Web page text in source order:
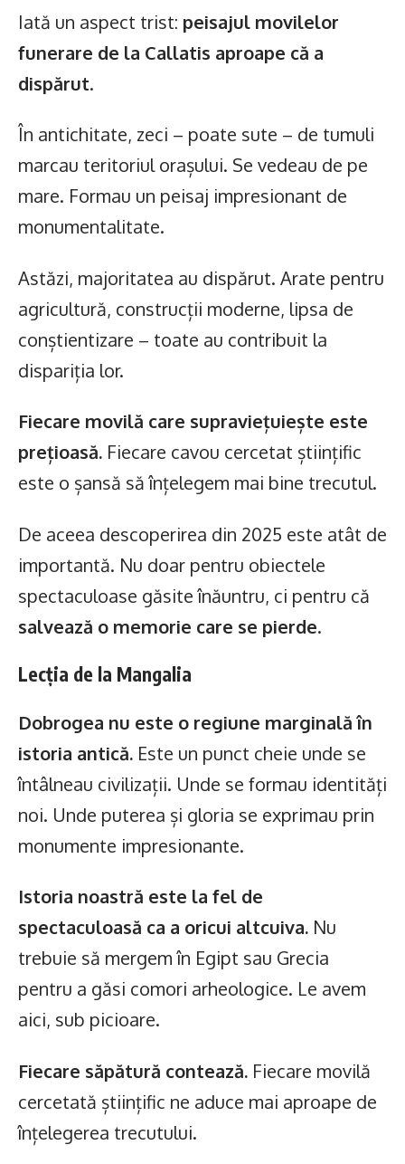
Iată un aspect trist: peisajul movilelor
funerare de la Callatis aproape că a
dispărut.
În antichitate, zeci – poate sute – de tumuli
marcau teritoriul orașului. Se vedeau de pe
mare. Formau un peisaj impresionant de
monumentalitate.
Astăzi, majoritatea au dispărut. Arate pentru
agricultură, construcții moderne, lipsa de
conștientizare – toate au contribuit la
dispariția lor.
Fiecare movilă care supraviețuiește este
prețioasă. Fiecare cavou cercetat științific
este o șansă să înțelegem mai bine trecutul.
De aceea descoperirea din 2025 este atât de
importantă. Nu doar pentru obiectele
spectaculoase găsite înăuntru, ci pentru că
salvează o memorie care se pierde.
Lecția de la Mangalia
Dobrogea nu este o regiune marginală în
istoria antică. Este un punct cheie unde se
întâlneau civilizații. Unde se formau identități
noi. Unde puterea și gloria se exprimau prin
monumente impresionante.
Istoria noastră este la fel de
spectaculoasă ca a oricui altcuiva. Nu
trebuie să mergem în Egipt sau Grecia
pentru a găsi comori arheologice. Le avem
aici, sub picioare.
Fiecare săpătură contează. Fiecare movilă
cercetată științific ne aduce mai aproape de
înțelegerea trecutului.